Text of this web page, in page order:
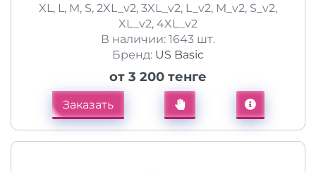
XL, L, M, S, 2XL_v2, 3XL_v2, L_v2, M_v2, S_v2,
XL_v2, 4XL_v2
В наличии: 1643 шт.
Бренд: US Basic
от 3 200 тенге
Заказать